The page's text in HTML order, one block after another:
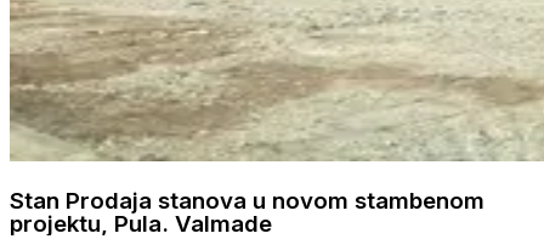
Stan Prodaja stanova u novom stambenom
projektu, Pula. Valmade